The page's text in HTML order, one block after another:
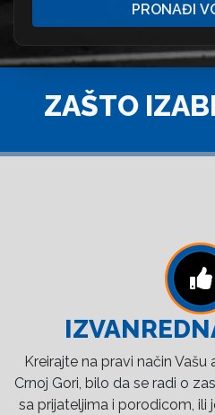
PRONAĐI
ZAŠTO
Kreirajte na pravi način
Crnoj Gori, bilo da se radi o
sa prijateljima i porodicom, ili